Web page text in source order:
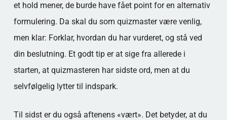
et hold mener, de burde have fået point for en alternativ
formulering. Da skal du som quizmaster være venlig,
men klar: Forklar, hvordan du har vurderet, og stå ved
din beslutning. Et godt tip er at sige fra allerede i
starten, at quizmasteren har sidste ord, men at du
selvfølgelig lytter til indspark.
Til sidst er du også aftenens «vært». Det betyder, at du